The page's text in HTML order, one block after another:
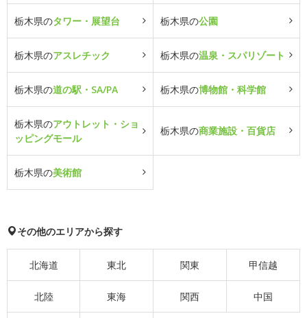
栃木県のタワー・展望台 栃木県の公園
栃木県のアスレチック 栃木県の温泉・スパリゾート
栃木県の道の駅・SA/PA 栃木県の博物館・科学館
栃木県のアウトレット・ショ
ッピングモール
栃木県の商業施設・百貨店
栃木県の美術館
その他のエリアから探す
北海道 東北 関東 甲信越
北陸 東海 関西 中国